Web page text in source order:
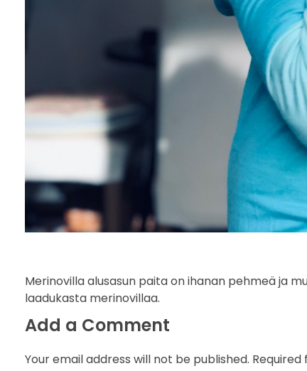
Merinovilla alusasun paita on ihanan pehmeä ja
laadukasta merinovillaa.
Add a Comment
Your email address will not be published.